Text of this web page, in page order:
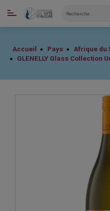
CATÉGORIES
Accueil Pays Afrique du
GLENELLY Glass Collection